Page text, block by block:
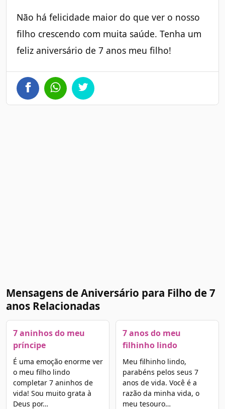
Não há felicidade maior do que ver o nosso
filho crescendo com muita saúde. Tenha um
feliz aniversário de 7 anos meu filho!
Mensagens de Aniversário para Filho de 7
anos Relacionadas
7 aninhos do meu
príncipe
É uma emoção enorme ver
o meu filho lindo
completar 7 aninhos de
vida! Sou muito grata à
Deus por…
7 anos do meu
filhinho lindo
Meu filhinho lindo,
parabéns pelos seus 7
anos de vida. Você é a
razão da minha vida, o
meu tesouro…